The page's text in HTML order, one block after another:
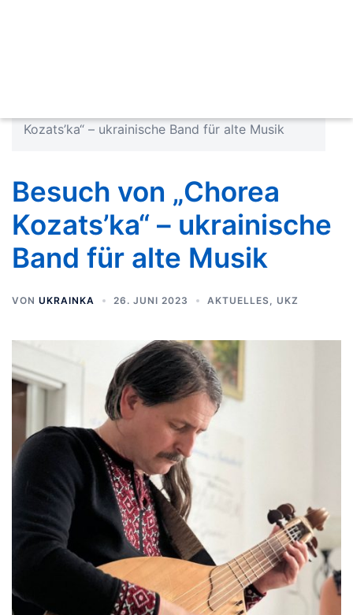
Kozats’ka“ – ukrainische Band für alte Musik
Besuch von „Chorea
Kozats’ka“ – ukrainische
Band für alte Musik
VON UKRAINKA 26. JUNI 2023 AKTUELLES UKZ